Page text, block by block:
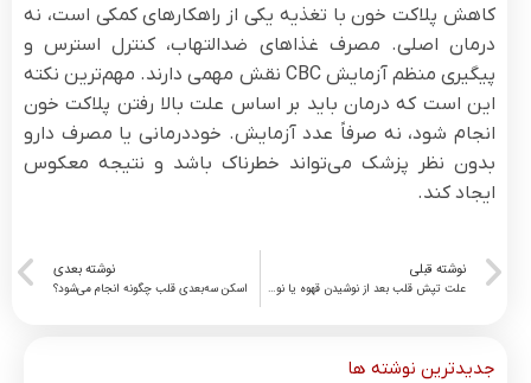
جدیدترین نوشته ها
کاهش پلاکت خون با تغذیه یکی از راهکارهای کمکی است، نه
درمان اصلی. مصرف غذاهای ضدالتهاب، کنترل استرس و
پیگیری منظم آزمایش CBC نقش مهمی دارند. مهم‌ترین نکته
این است که درمان باید بر اساس علت بالا رفتن پلاکت خون
انجام شود، نه صرفاً عدد آزمایش. خوددرمانی یا مصرف دارو
بدون نظر پزشک می‌تواند خطرناک باشد و نتیجه معکوس
ایجاد کند.
نوشته قبلی
علت تپش قلب بعد از نوشیدن قهوه یا نوشیدنی انرژی‌زا
نوشته بعدی
اسکن سه‌بعدی قلب چگونه انجام می‌شود؟